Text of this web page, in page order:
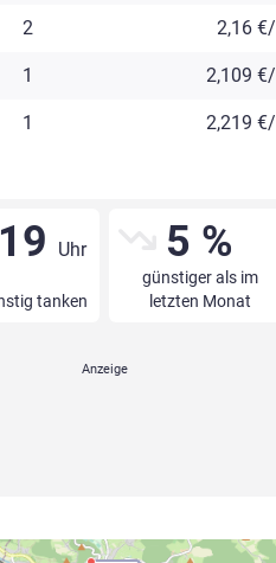
2 2,16 €/l
1 2,109 €/l
1 2,219 €/l
Uhr
tanken
5 %
günstiger als im
letzten Monat